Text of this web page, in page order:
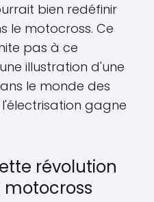
bien redéfinir
le motocross. Ce
pas à ce
illustration d'une
le monde des
gagne
révolution
motocross